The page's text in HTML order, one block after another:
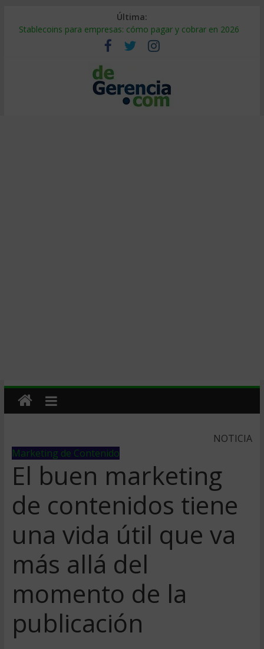
Última:
Stablecoins para empresas: cómo pagar y cobrar en 2026
Despido silencioso: qué es y por qué sale tan caro
IA en selección de personal: cómo auditarla a tiempo
Trabajo forzoso en la cadena de suministro: qué hacer
Mercado hispano de EE. UU.: cómo segmentarlo y venderle
NOTICIA
Marketing de Contenido
El buen marketing
de contenidos tiene
una vida útil que va
más allá del
momento de la
publicación